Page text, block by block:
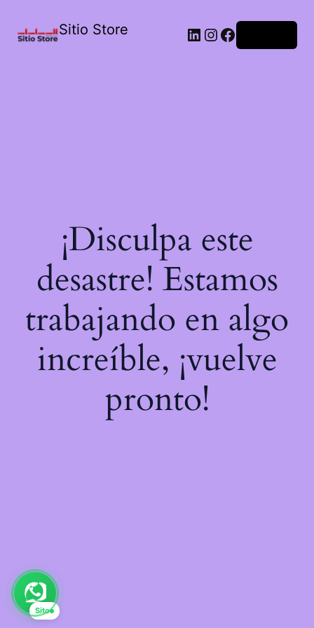
Sitio Store
¡Disculpa este
desastre! Estamos
trabajando en algo
increíble, ¡vuelve
pronto!
Sito